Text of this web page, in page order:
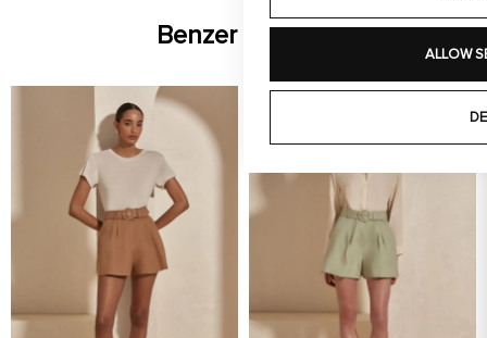
ALLOW
Benzer Ürünler